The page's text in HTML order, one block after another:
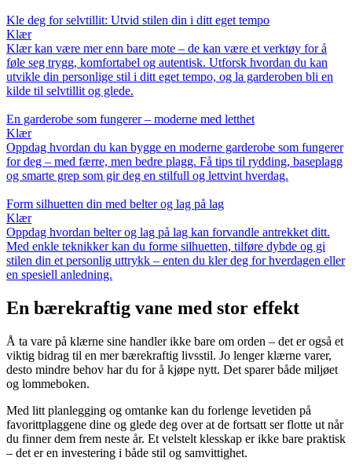
Kle deg for selvtillit: Utvid stilen din i ditt eget tempo
Klær
Klær kan være mer enn bare mote – de kan være et verktøy for å
føle seg trygg, komfortabel og autentisk. Utforsk hvordan du kan
utvikle din personlige stil i ditt eget tempo, og la garderoben bli en
kilde til selvtillit og glede.
En garderobe som fungerer – moderne med letthet
Klær
Oppdag hvordan du kan bygge en moderne garderobe som fungerer
for deg – med færre, men bedre plagg. Få tips til rydding, baseplagg
og smarte grep som gir deg en stilfull og lettvint hverdag.
Form silhuetten din med belter og lag på lag
Klær
Oppdag hvordan belter og lag på lag kan forvandle antrekket ditt.
Med enkle teknikker kan du forme silhuetten, tilføre dybde og gi
stilen din et personlig uttrykk – enten du kler deg for hverdagen eller
en spesiell anledning.
En bærekraftig vane med stor effekt
Å ta vare på klærne sine handler ikke bare om orden – det er også et
viktig bidrag til en mer bærekraftig livsstil. Jo lenger klærne varer,
desto mindre behov har du for å kjøpe nytt. Det sparer både miljøet
og lommeboken.
Med litt planlegging og omtanke kan du forlenge levetiden på
favorittplaggene dine og glede deg over at de fortsatt ser flotte ut når
du finner dem frem neste år. Et velstelt klesskap er ikke bare praktisk
– det er en investering i både stil og samvittighet.